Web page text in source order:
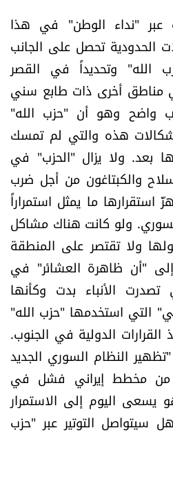
Digital solutions by
عبر "نداء الوطن" في هذا
الحدودية تحصل على الجانب
الله" وتحديداً في القصر
مناطق أخرى ذات طابع سني
واضح وهو أن "حزب الله"
هذه والتي لم تمسك
بعد. ولا يزال "الحزب" في
والكبتاغون من أجل ضرب
استقرارها ما يمثل استمراراً
ولو كانت هناك مشاكل
ولا تقتصر على المنطقة
"أن ظاهرة العشائر" في
تصدرت الأنباء بدت وكأنها
التي استخدمها "حزب الله"
الدولية في الجنوب.
النظام السوري الجديد
من مخطط إيراني فشل في
اليوم إلى الاستمرار
سيتواصل التوتير عبر "حزب